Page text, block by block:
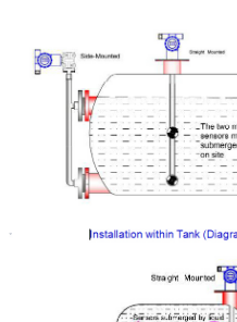
Deja un
¡Te